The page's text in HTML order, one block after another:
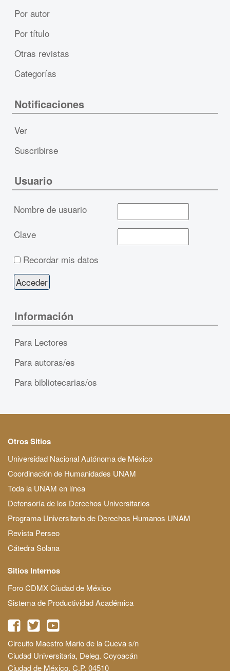
Por autor
Por título
Otras revistas
Categorías
Notificaciones
Ver
Suscribirse
Usuario
Nombre de usuario
Clave
Recordar mis datos
Información
Para Lectores
Para autoras/es
Para bibliotecarias/os
Otros Sitios
Universidad Nacional Autónoma de México
Coordinación de Humanidades UNAM
Toda la UNAM en línea
Defensoría de los Derechos Universitarios
Programa Universitario de Derechos Humanos UNAM
Revista Perseo
Cátedra Solana
Sitios Internos
Foro CDMX Ciudad de México
Sistema de Productividad Académica
Circuito Maestro Mario de la Cueva s/n
Ciudad Universitaria, Deleg. Coyoacán
Ciudad de México, C.P. 04510